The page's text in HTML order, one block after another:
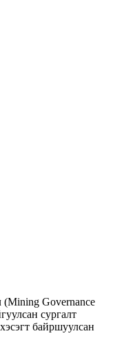
(Mining Governance
сургалт
байршуулсан